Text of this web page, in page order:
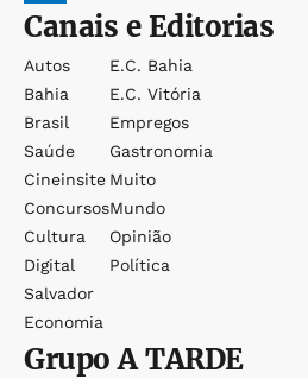
Canais e Editorias
Autos
Bahia
Brasil
Saúde
Cineinsite
Concursos
Cultura
Digital
Salvador
Economia
E.c. Bahia
E.c. Vitória
Empregos
Gastronomia
Muito
Mundo
Opinião
Política
GrupoA TARDE